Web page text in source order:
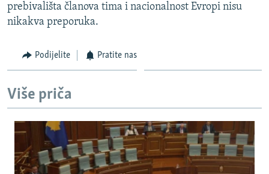
prebivališta članova tima i nacionalnost Evropi nisu
nikakva preporuka.
Podijelite Pratite nas
Više priča